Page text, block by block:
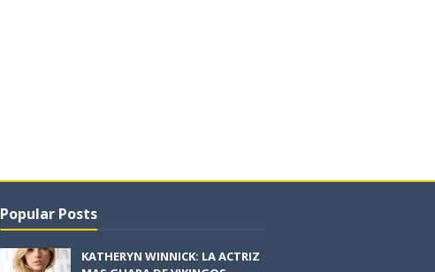
Popular Posts
KATHERYN WINNICK: LA ACTRIZ